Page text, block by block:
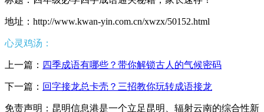
地址：http://www.kwan-yin.com.cn/xwzx/50152.html
心灵鸡汤：
上一篇： 四季成语有哪些？带你解锁古人的气候密码
下一篇： 回字接龙总卡壳？三招教你玩转成语接龙
免责声明：昆明信息港是一个立足昆明、辐射云南的综合性新